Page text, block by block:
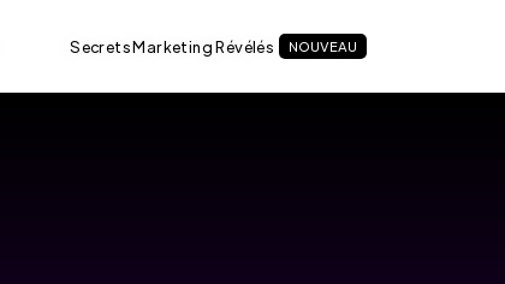
Secrets Marketing Révélés NOUVEAU